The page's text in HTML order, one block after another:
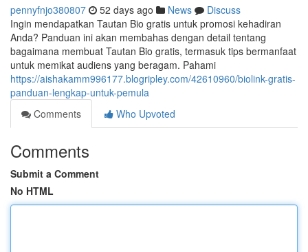
pennyfnjo380807 52 days ago News
Discuss
Ingin mendapatkan Tautan Bio gratis untuk promosi kehadiran
Anda? Panduan ini akan membahas dengan detail tentang
bagaimana membuat Tautan Bio gratis, termasuk tips bermanfaat
untuk memikat audiens yang beragam. Pahami
https://aishakamm996177.blogripley.com/42610960/biolink-gratis-
panduan-lengkap-untuk-pemula
Comments
Who Upvoted
Comments
Submit a Comment
No HTML